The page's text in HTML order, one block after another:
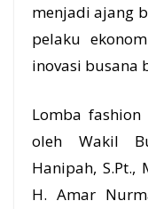
menjadi ajang
pelaku
inovasi busana
Lomba
oleh Wakil
Hanipah,
H. Amar